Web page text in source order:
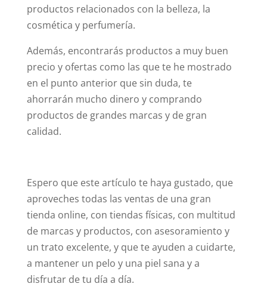
productos relacionados con la belleza, la
cosmética y perfumería.
Además, encontrarás productos a muy buen
precio y ofertas como las que te he mostrado
en el punto anterior que sin duda, te
ahorrarán mucho dinero y comprando
productos de grandes marcas y de gran
calidad.
Espero que este artículo te haya gustado, que
aproveches todas las ventas de una gran
tienda online, con tiendas físicas, con multitud
de marcas y productos, con asesoramiento y
un trato excelente, y que te ayuden a cuidarte,
a mantener un pelo y una piel sana y a
disfrutar de tu día a día.